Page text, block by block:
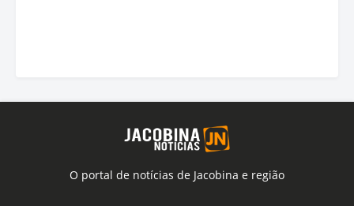
O portal de notícias de Jacobina e região